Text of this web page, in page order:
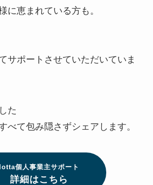
に恵まれている方も。
サポートさせていただいていま
た
べて包み隠さずシェアします。
lotta個人事業主サポート
詳細はこちら